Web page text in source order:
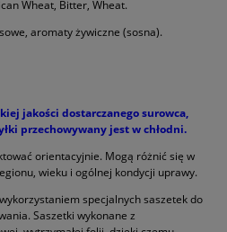
Wheat, Bitter, Wheat.
aromaty żywiczne (sosna).
jakości dostarczanego surowca,
przechowywany jest w chłodni.
orientacyjnie. Mogą różnić się w
wieku i ogólnej kondycji uprawy.
specjalnych saszetek do
Saszetki wykonane z